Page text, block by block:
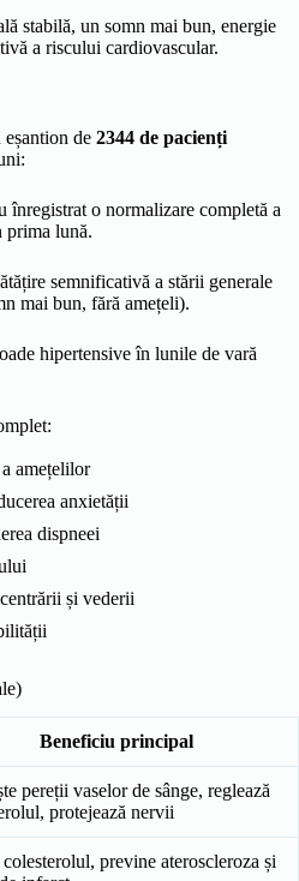
stabilă, un somn mai bun, energie
a riscului cardiovascular.
de 2344 de pacienți
înregistrat o normalizare completă a
prima lună.
semnificativă a stării generale
mai bun, fără amețeli).
hipertensive în lunile de vară
amețelilor
anxietății
dispneei
și vederii
Beneficiu principal
pereții vaselor de sânge, reglează
protejează nervii
colesterolul, previne ateroscleroza și